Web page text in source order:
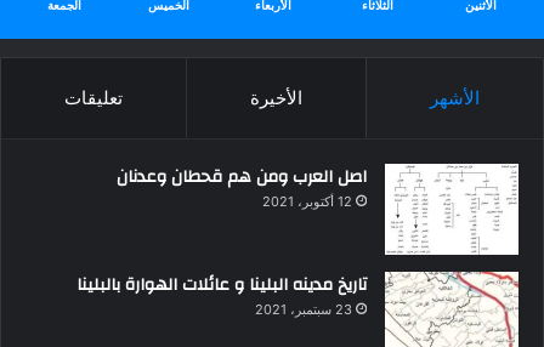
الأثنين الثلاثاء الأربعاء الخميس الجمعة
الأشهر الأخيرة تعليقات
اصل العرب ومن هم قحطان وعدنان
12 أكتوبر، 2021
تاريخ مدينه البلينا و عائلات الهوارة بالبلينا
23 سبتمبر، 2021